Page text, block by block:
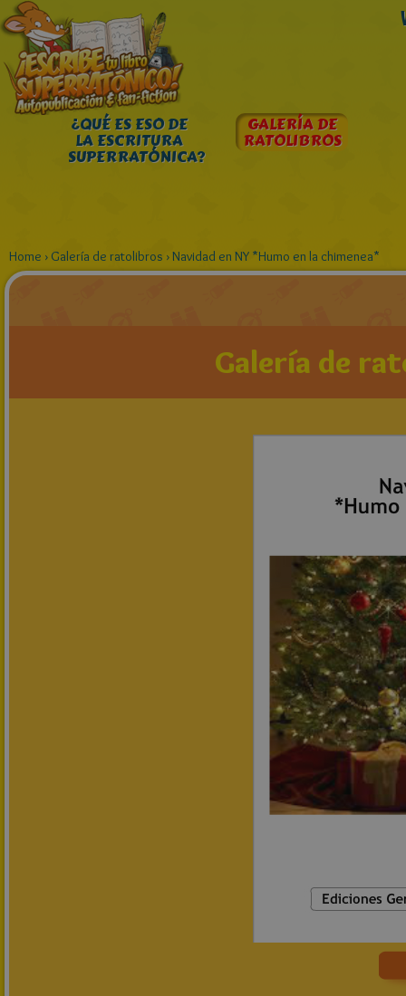
¿QUÉ ES ESO DE
LA ESCRITURA
SUPERRATÓNICA?
GALERÍA DE
RATOLIBROS
Home › Galería de ratolibros ›Navidad en NY *Humo en la chimenea*
Galería de